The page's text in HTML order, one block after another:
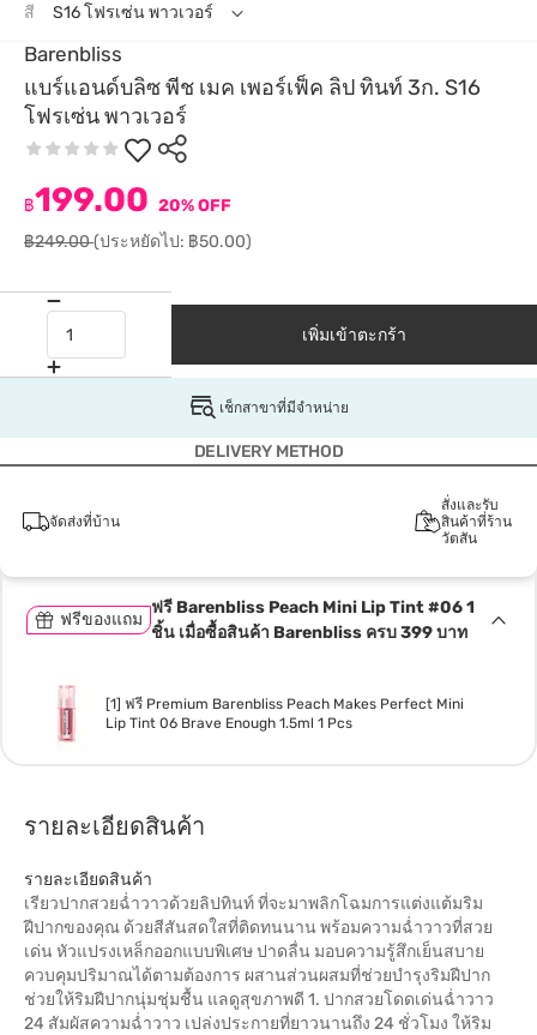
Barenbliss
แบร์แอนด์บลิซ พีช เมค เพอร์เฟ็ค ลิป ทินท์ 3ก. S16
โฟรเซ่น พาวเวอร์
฿199.00 20% OFF
฿249.00(ประหยัดไป: ฿50.00)
สี S16 โฟรเซ่น พาวเวอร์
เพิ่มเข้าตะกร้า
เช็กสาขาที่มีจำหน่าย
DELIVERY METHOD
จัดส่งที่บ้าน
สั่งและรับ
สินค้าที่ร้าน
วัตสัน
ฟรีของแถม
ฟรี Barenbliss Peach Mini Lip Tint #06 1
ชิ้น เมื่อซื้อสินค้า Barenbliss ครบ 399 บาท
[1] ฟรี Premium Barenbliss Peach Makes Perfect Mini
Lip Tint 06 Brave Enough 1.5ml 1 Pcs
รายละเอียดสินค้า
รายละเอียดสินค้า
เรียวปากสวยฉ่ำวาวด้วยลิปทินท์ ที่จะมาพลิกโฉมการแต่งแต้มริม
ฝีปากของคุณ ด้วยสีสันสดใสที่ติดทนนาน พร้อมความฉ่ำวาวที่สวย
เด่น หัวแปรงเหล็กออกแบบพิเศษ ปาดลื่น มอบความรู้สึกเย็นสบาย
ควบคุมปริมาณได้ตามต้องการ ผสานส่วนผสมที่ช่วยบำรุงริมฝีปาก
ช่วยให้ริมฝีปากนุ่มชุ่มชื้น แลดูสุขภาพดี 1. ปากสวยโดดเด่นฉ่ำวาว
24 สัมผัสความฉ่ำวาว เปล่งประกายที่ยาวนานถึง 24 ชั่วโมง ให้ริม